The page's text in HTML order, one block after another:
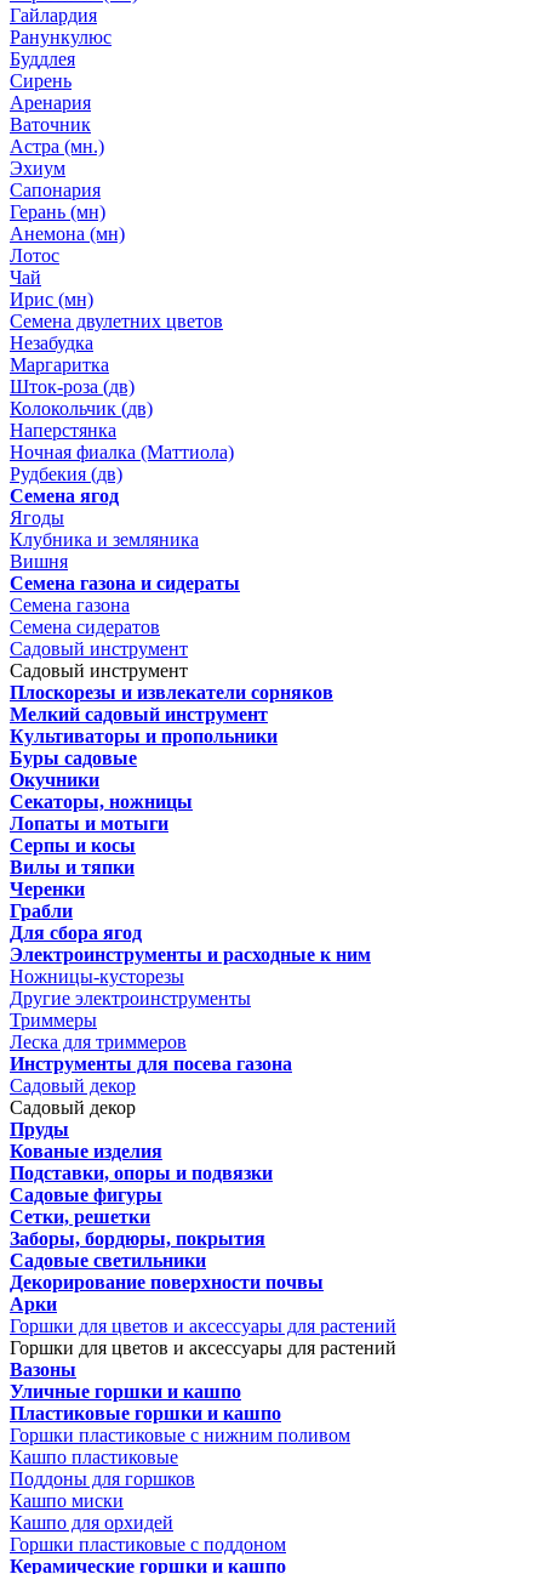
Гайлардия
Ранункулюс
Буддлея
Сирень
Аренария
Ваточник
Астра (мн.)
Эхиум
Сапонария
Герань (мн)
Анемона (мн)
Лотос
Чай
Ирис (мн)
Семена двулетних цветов
Незабудка
Маргаритка
Шток-роза (дв)
Колокольчик (дв)
Наперстянка
Ночная фиалка (Маттиола)
Рудбекия (дв)
Семена ягод
Ягоды
Клубника и земляника
Вишня
Семена газона и сидераты
Семена газона
Семена сидератов
Садовый инструмент
Садовый инструмент
Плоскорезы и извлекатели сорняков
Мелкий садовый инструмент
Культиваторы и пропольники
Буры садовые
Окучники
Секаторы, ножницы
Лопаты и мотыги
Серпы и косы
Вилы и тяпки
Черенки
Грабли
Для сбора ягод
Электроинструменты и расходные к ним
Ножницы-кусторезы
Другие электроинструменты
Триммеры
Леска для триммеров
Инструменты для посева газона
Садовый декор
Садовый декор
Пруды
Кованые изделия
Подставки, опоры и подвязки
Садовые фигуры
Сетки, решетки
Заборы, бордюры, покрытия
Садовые светильники
Декорирование поверхности почвы
Арки
Горшки для цветов и аксессуары для растений
Горшки для цветов и аксессуары для растений
Вазоны
Уличные горшки и кашпо
Пластиковые горшки и кашпо
Горшки пластиковые с нижним поливом
Кашпо пластиковые
Поддоны для горшков
Кашпо миски
Кашпо для орхидей
Горшки пластиковые с поддоном
Керамические горшки и кашпо